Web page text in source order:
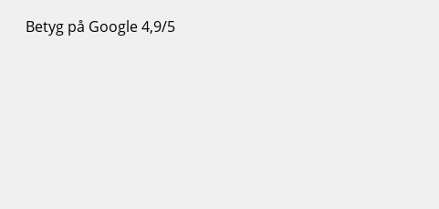
Betyg på Google 4,9/5